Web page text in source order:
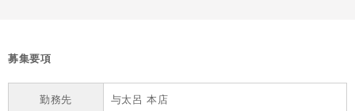
募集要項
勤務先 与太呂 本店